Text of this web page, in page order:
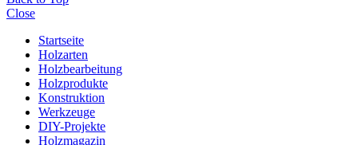
Close
Startseite
Holzarten
Holzbearbeitung
Holzprodukte
Konstruktion
Werkzeuge
DIY-Projekte
Holzmagazin